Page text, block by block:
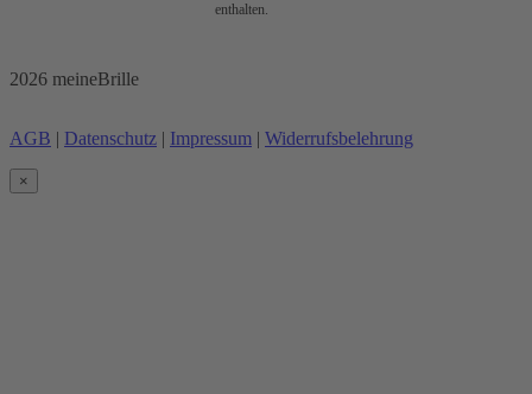
enthalten.
2026 meineBrille
AGB | Datenschutz | Impressum | Widerrufsbelehrung
×